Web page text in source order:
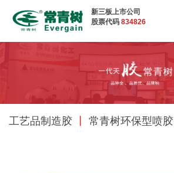
新三板上市公司
股票代码 834826
工艺品制造胶 常青树环保型喷胶